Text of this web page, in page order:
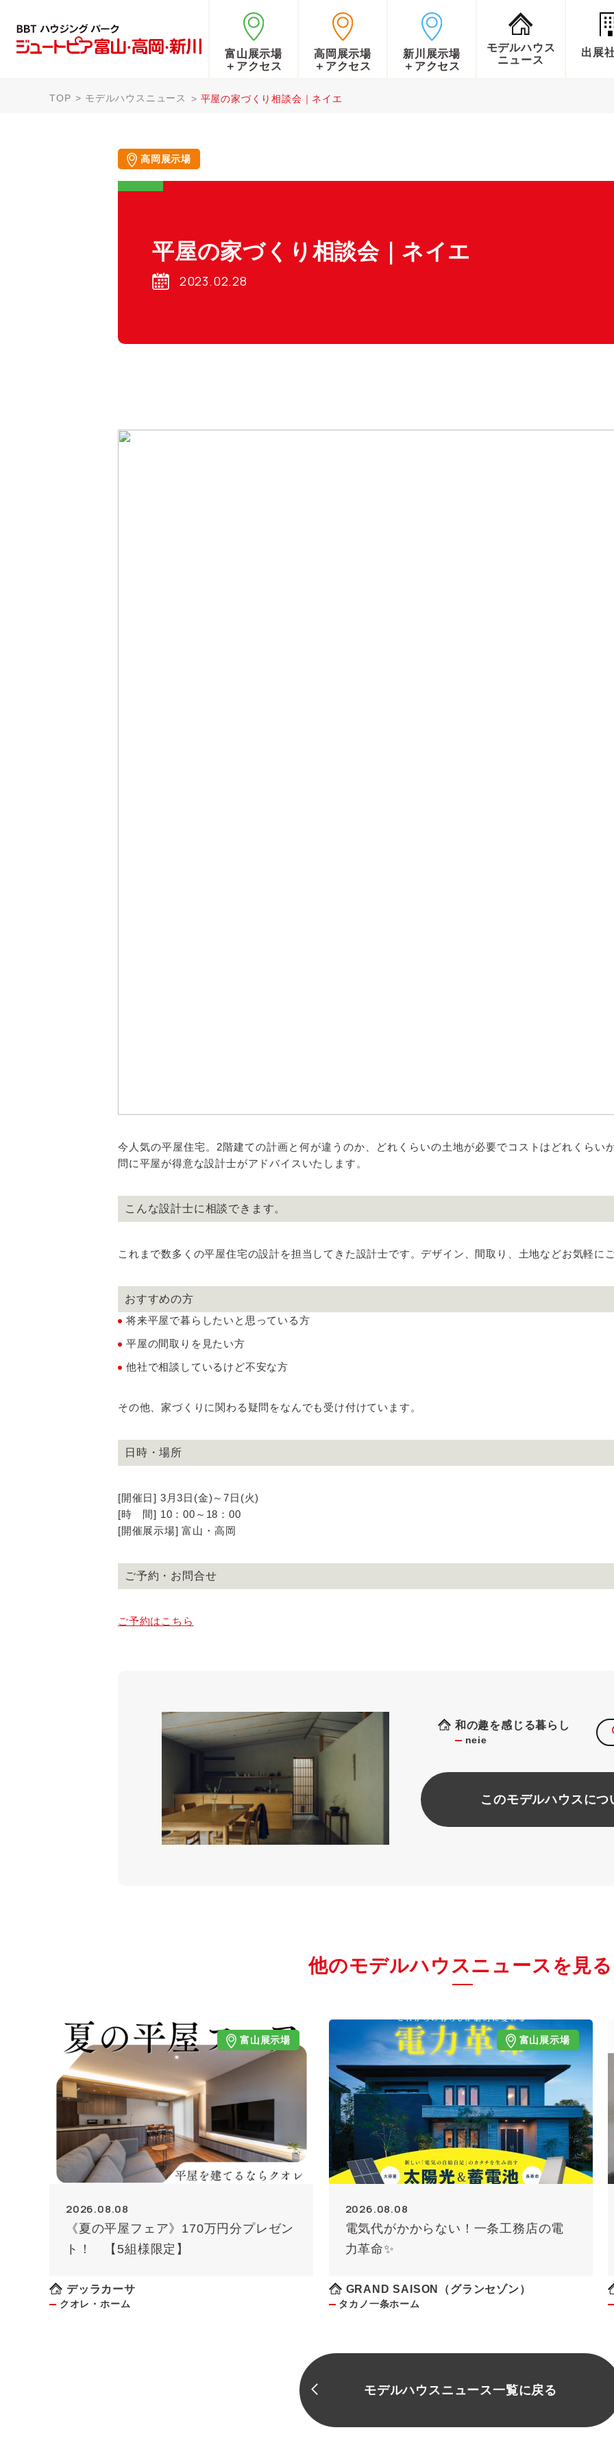
富山展示場
＋アクセス
高岡展示場
＋アクセス
新川展示場
＋アクセス
モデルハウス
ニュース
出展
TOP モデルハウスニュース 平屋の家づくり相談会｜ネイエ
高岡展示場
平屋の家づくり相談会｜ネイエ
2023.02.28
今人気の平屋住宅。2階建ての計画と何が違うのか、どれくらいの土地が必要でコストはどれくらい
問に平屋が得意な設計士がアドバイスいたします。
こんな設計士に相談できます。
これまで数多くの平屋住宅の設計を担当してきた設計士です。デザイン、間取り、土地などお気軽に
おすすめの方
将来平屋で暮らしたいと思っている方
平屋の間取りを見たい方
他社で相談しているけど不安な方
その他、家づくりに関わる疑問をなんでも受け付けています。
日時・場所
[開催日] 3月3日(金)～7日(火)
[時 間] 10：00～18：00
[開催展示場] 富山・高岡
ご予約・お問合せ
ご予約はこちら
和の趣を感じる暮らし
neie
このモデルハウスにつ
他のモデルハウスニュースを見る
富山展示場
2026.08.08
《夏の平屋フェア》170万円分プレゼン
ト！ 【5組様限定】
デッラカーサ
クオレ・ホーム
富山展示場
2026.08.08
電気代がかからない！一条工務店の電
力革命✨
GRAND SAISON（グランセゾン）
タカノ一条ホーム
モデルハウスニュース一覧に戻る